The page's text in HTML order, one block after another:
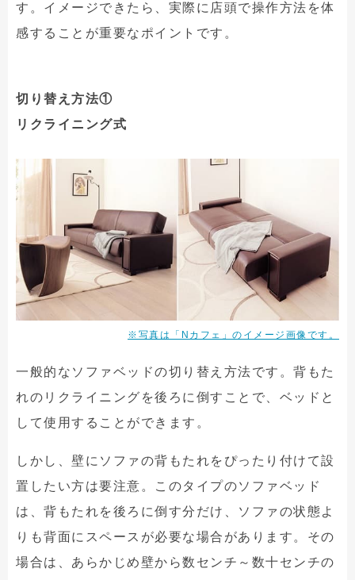
す。イメージできたら、実際に店頭で操作方法を体
感することが重要なポイントです。
切り替え方法①
リクライニング式
※写真は「Nカフェ」のイメージ画像です。
一般的なソファベッドの切り替え方法です。背もた
れのリクライニングを後ろに倒すことで、ベッドと
して使用することができます。
しかし、壁にソファの背もたれをぴったり付けて設
置したい方は要注意。このタイプのソファベッド
は、背もたれを後ろに倒す分だけ、ソファの状態よ
りも背面にスペースが必要な場合があります。その
場合は、あらかじめ壁から数センチ～数十センチの